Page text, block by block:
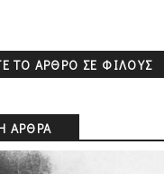
ΤΟ ΆΡΘΡΟ ΣΕ ΦΊΛΟΥΣ
ΆΡΘΡΑ